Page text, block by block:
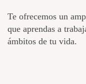
Te ofrecemos un
que aprendas a
ámbitos de tu vida.